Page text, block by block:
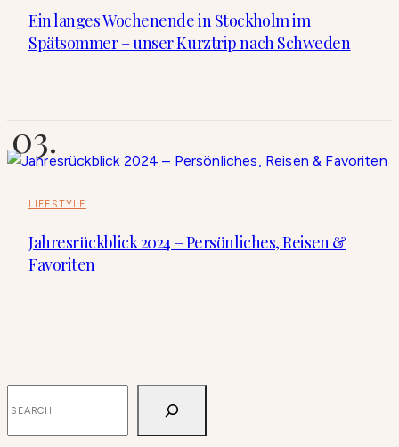
Ein langes Wochenende in Stockholm im
Spätsommer – unser Kurztrip nach Schweden
LIFESTYLE
Jahresrückblick 2024 – Persönliches, Reisen &
Favoriten